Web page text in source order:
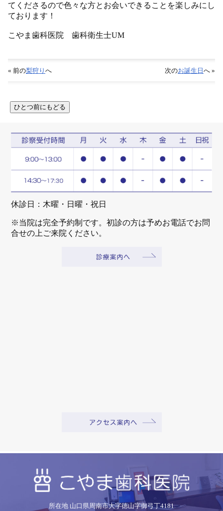
てくださるので色々な方とお会いできることを楽しみにし
ております！
こやま歯科医院 歯科衛生士UM
« 前の梨狩り へ 次のお誕生日 へ »
休診日：木曜・日曜・祝日
※当院は完全予約制です。初診の方は予めお電話でお問
合せの上ご来院ください。
所在地 山口県周南市大字徳山字御弓丁4181